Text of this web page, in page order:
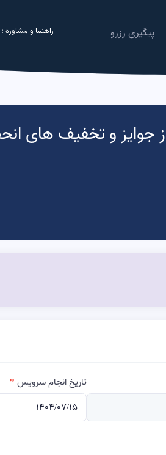
پیگیری رزرو راهنما و مشاوره : 09154447697
جوایز و تخفیف های
تاریخ انجام سرویس